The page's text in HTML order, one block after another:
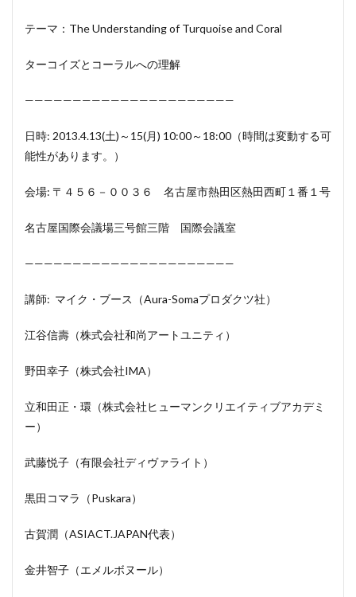
テーマ：The Understanding of Turquoise and Coral
ターコイズとコーラルへの理解
——————————————————————
日時: 2013.4.13(土)～15(月) 10:00～18:00（時間は変動する可
能性があります。）
会場: 〒４５６－００３６ 名古屋市熱田区熱田西町１番１号
名古屋国際会議場三号館三階 国際会議室
——————————————————————
講師: マイク・ブース（Aura-Somaプロダクツ社）
江谷信壽（株式会社和尚アートユニティ）
野田幸子（株式会社IMA）
立和田正・環（株式会社ヒューマンクリエイティブアカデミ
ー）
武藤悦子（有限会社ディヴァライト）
黒田コマラ（Puskara）
古賀潤（ASIACT.JAPAN代表）
金井智子（エメルボヌール）